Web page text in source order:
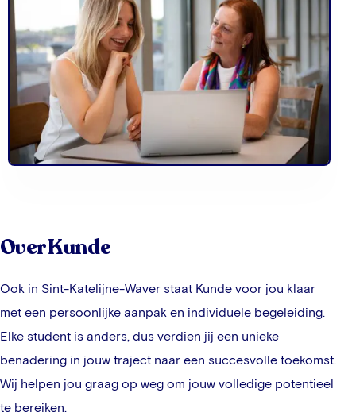
Over Kunde
Ook in Sint-Katelijne-Waver staat Kunde voor jou klaar
met een persoonlijke aanpak en individuele begeleiding.
Elke student is anders, dus verdien jij een unieke
benadering in jouw traject naar een succesvolle toekomst.
Wij helpen jou graag op weg om jouw volledige potentieel
te bereiken.